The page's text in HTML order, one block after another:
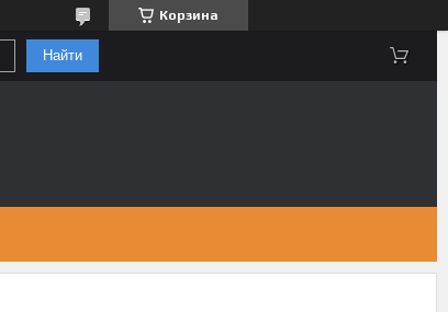
Корзина
Найти